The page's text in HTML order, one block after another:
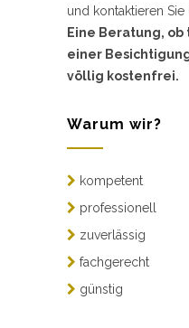
und kontaktieren Sie
Eine Beratung,
einer
völlig kostenfrei.
Warum wir?
kompetent
professionell
zuverlässig
fachgerecht
günstig